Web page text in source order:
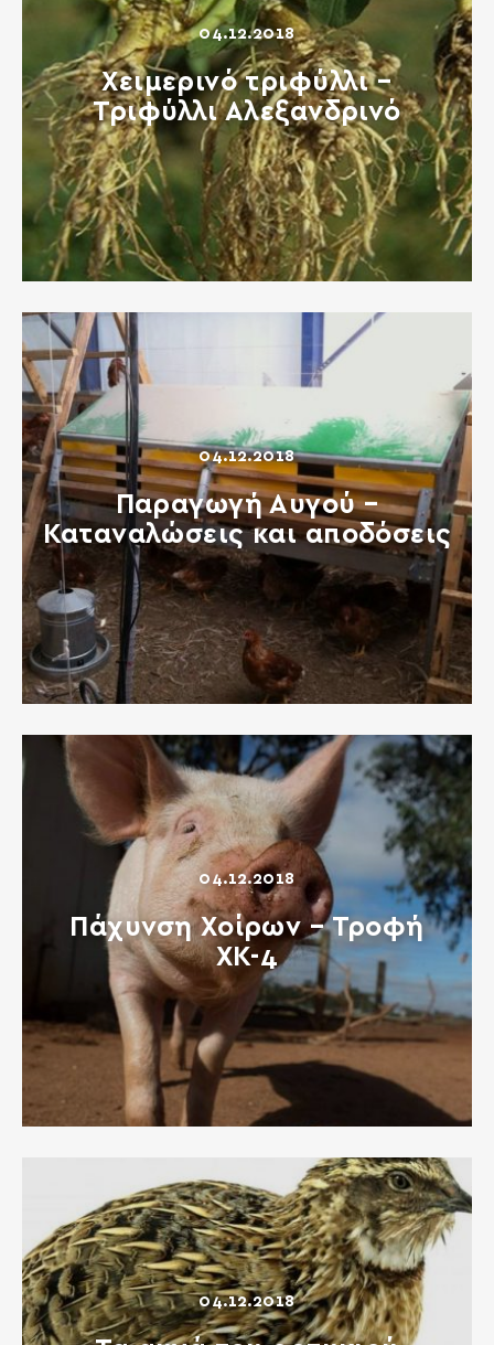
04.12.2018
Χειμερινό τριφύλλι –
Τριφύλλι Αλεξανδρινό
04.12.2018
Παραγωγή Αυγού –
Καταναλώσεις και αποδόσεις
04.12.2018
Πάχυνση Χοίρων – Τροφή
ΧΚ-4
04.12.2018